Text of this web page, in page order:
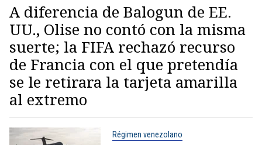
A diferencia de Balogun de EE.
UU., Olise no contó con la misma
suerte; la FIFA rechazó recurso
de Francia con el que pretendía
se le retirara la tarjeta amarilla
al extremo
Régimen venezolano